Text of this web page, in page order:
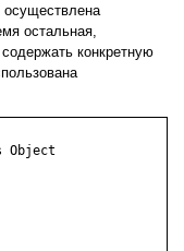
осуществлена
остальная,
конкретную
Object